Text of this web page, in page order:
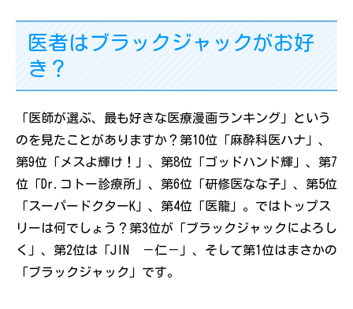
医者はブラックジャックがお好
き？
「医師が選ぶ、最も好きな医療漫画ランキング」という
のを見たことがありますか？第10位「麻酔科医ハナ」、
第9位「メスよ輝け！」、第8位「ゴッドハンド輝」、第7
位「Dr.コトー診療所」、第6位「研修医なな子」、第5位
「スーパードクターK」、第4位「医龍」。ではトップス
リーは何でしょう？第3位が「ブラックジャックによろし
く」、第2位は「JIN －仁－」、そして第1位はまさかの
「ブラックジャック」です。